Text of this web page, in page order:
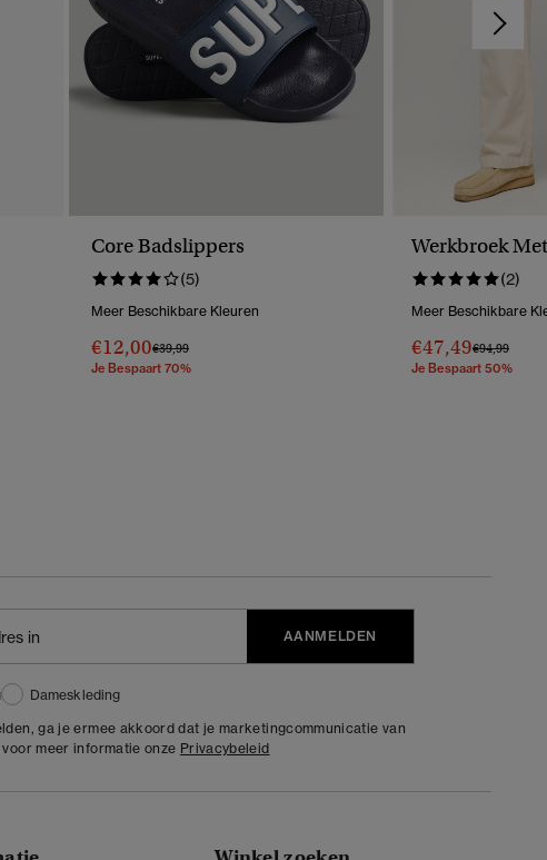
Core Badslippers
(5)
Meer Beschikbare Kleuren
€12,00Prijs Verlaagd Van
€39,99Naar
Je Bespaart 70%
Werkbroek
(2)
Meer Beschikbare
€47,49Prijs
€94,99Naar
Je Bespaart 50%
AANMELDEN
Dameskleding
ga je ermee akkoord dat je marketingcommunicatie van
meer informatie onze Privacybeleid